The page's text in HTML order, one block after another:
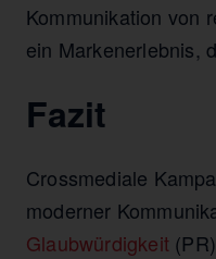
Kommunikation von
ein Markenerlebnis,
Fazit
Crossmediale
moderner
Glaubwürdigkeit